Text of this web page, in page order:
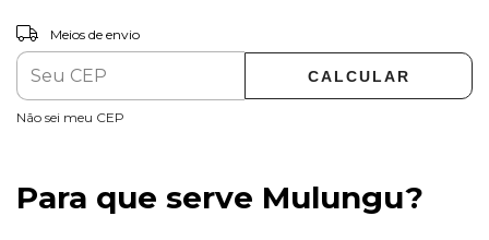
Entregas para o CEP:
Meios de envio
CALCULAR
Não sei meu CEP
Para que serve Mulungu?